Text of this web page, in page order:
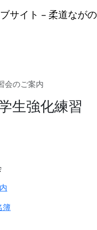
会のご案内
生強化練習
簿